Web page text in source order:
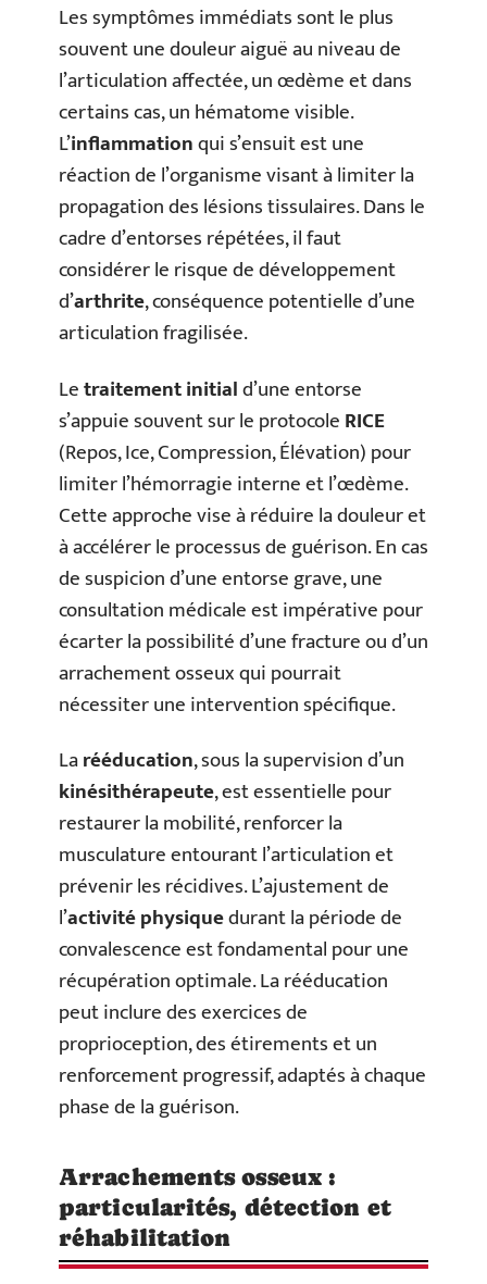
Les symptômes immédiats sont le plus
souvent une douleur aiguë au niveau de
l’articulation affectée, un œdème et dans
certains cas, un hématome visible.
L’inflammationqui s’ensuit est une
réaction de l’organisme visant à limiter la
propagation des lésions tissulaires. Dans le
cadre d’entorses répétées, il faut
considérer le risque de développement
d’arthrite, conséquence potentielle d’une
articulation fragilisée.
Letraitement initiald’une entorse
s’appuie souvent sur le protocoleRICE
(Repos, Ice, Compression, Élévation) pour
limiter l’hémorragie interne et l’œdème.
Cette approche vise à réduire la douleur et
à accélérer le processus de guérison. En cas
de suspicion d’une entorse grave, une
consultation médicale est impérative pour
écarter la possibilité d’une fracture ou d’un
arrachement osseux qui pourrait
nécessiter une intervention spécifique.
Larééducation, sous la supervision d’un
kinésithérapeute, est essentielle pour
restaurer la mobilité, renforcer la
musculature entourant l’articulation et
prévenir les récidives. L’ajustement de
l’activité physiquedurant la période de
convalescence est fondamental pour une
récupération optimale. La rééducation
peut inclure des exercices de
proprioception, des étirements et un
renforcement progressif, adaptés à chaque
phase de la guérison.
Arrachements osseux :
particularités, détection et
réhabilitation